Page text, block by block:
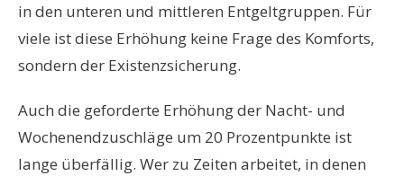
in den unteren und mittleren Entgeltgruppen. Für
viele ist diese Erhöhung keine Frage des Komforts,
sondern der Existenzsicherung.
Auch die geforderte Erhöhung der Nacht- und
Wochenendzuschläge um 20 Prozentpunkte ist
lange überfällig. Wer zu Zeiten arbeitet, in denen